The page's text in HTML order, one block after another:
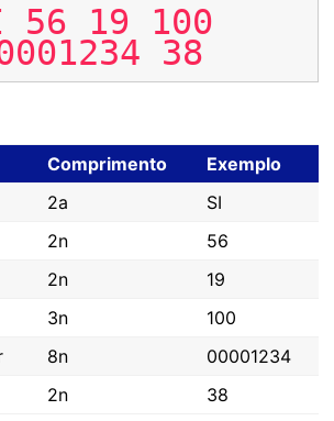
56 19 100
38
Comprimento
Exemplo
2a
SI
2n
56
2n
19
3n
100
8n
00001234
2n 38